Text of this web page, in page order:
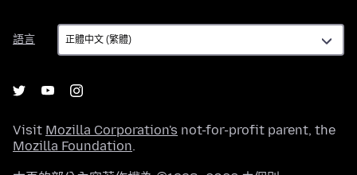
語言
語
言
Visit Mozilla Corporation's not-for-profit parent, the
Mozilla Foundation.